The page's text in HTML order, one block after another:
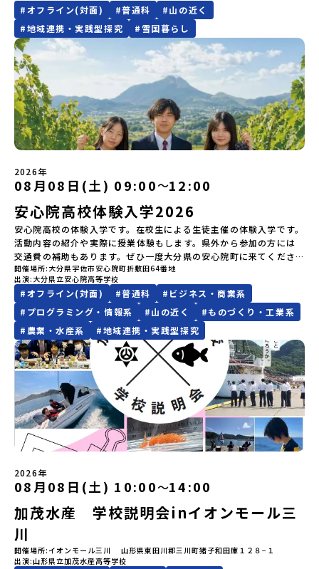
お問い合わせ先担当：小川・小原E-mail：info@miratabi.jp「お
ためし地域留学体験」のプログラム開催情報を公式LINEにて配信
中！ぜひご登録ください♪地域みらい留学公式LINE
「@miratabi.jp」からのメールを受信できるよう設定をお願いいた
します。※結果に関する個別のお問合せにはお答えしておりません
ので、ご了承ください。・お申し込みについてお申込はお一人様1回
限りです。PC・スマートフォンからお申込ください。申込後の内容
変更はできません。お申込時は、メールアドレスの入力間違いにご
注意ください。・宿泊について１室に複数(同性2～4名程度)で宿泊
いただく予定です。・食事アレルギー対応について個別の詳細なア
レルギー対応希望にはお応えしかねる場合がございます。対応が必
要な場合は必ず事前にご相談ください。・参加取消や急遽参加でき
なくなった場合について参加決定後の参加お取り消しはご遠慮下さ
い。やむを得ないお取り消しの場合はお早めに事務局までご連絡く
合、以下のルールに沿って対応させていただきます。ご了承くださ
い。プログラム開催日の前日＜7月27日＞から、【キャンセルのご連
絡日：お支払いいただく旅行代金】・21日目にあたる日以前：無
料・20日目-8日目：20％・7日目-2日目：30％・プログラム開始日
の前日：40％・プログラム開始日当日：50％・ご連絡無しでの不参
加またはプログラム開始後の解除：100％・催行中止について天候な
どの状況等によって開催を見合わせる可能性があります。その場合
は原則、開催日1週間前までにご連絡いたします。又、最少催行人数
に達しなかった場合は、開催日3週間前までに催行中止の旨をメール
にてご連絡いたします。・よくあるご質問その他、よくあるご質問
についてはこちらをご確認ください。運営団体について＜プログラ
ム主催：一般財団法人地域・教育魅力化プラットフォーム＞「意志
ある若者にあふれる持続可能な地域・社会をつくる」というビジョ
ンを掲げ、2017年3月に島根県に設立した教育事業団体です。日本
全国約200の高校と連携しながら、中学卒業後に地域の枠を越えて生
徒一人ひとりの夢や価値観に合った地域・学校で1〜3年間過ごすこ
とができるシステム「地域みらい留学」をはじめとした、教育事業
や地域活性モデルをつくり続けています。名 称：一般財団法人地
域・教育魅力化プラットフォーム設 立：2017年3月代表者：岩本
悠所在地：〒690-0842 島根県松江市東本町二丁目25-6 みらい
BASE2階 その他所在地公式HP：http://c-platform.or.jp/お問い
地域留学体験」のプログラム開催情報を公式LINEにて配信中！ぜひ
ご登録ください♪地域みらい留学公式LINE
込みに関する各規約」への同意が必須となります。ご確認くださ
い。・抽選による参加者決定についてお申込みいただいた方の中か
ら抽選の上、締め切り日から1週間を目途に、お申し込み時に記入い
ただいたメールアドレス宛に「当選／落選メール」をお送りいたし
ます。当選者は、メールに記載された「当選確認フォーム」に3日以
内に回答いただき、確認フォームの提出をもって参加確定とさせて
いただきます。当選確認フォームの期日までにご回答いただけない
場合は、当選を取り消しとさせていただきます。当選取り消しがあ
った場合は、繰り上げ当選者へご連絡させていただきます。登録メ
ールアドレスの変更をご希望の場合は下記の地域みらい留学公式
LINEよりご連絡をお願いします。※受信制限設定をしていると、通
「@miratabi.jp」からのメールを受信できるよう設定をお願いいた
します。※結果に関する個別のお問合せにはお答えしておりません
限りです。PC・スマートフォンからお申込ください。申込後の内容
変更はできません。お申込時は、メールアドレスの入力間違いにご
注意ください。・宿泊について１室に複数(同性2～4名程度)で宿泊
いただく予定です。・食事アレルギー対応について個別の詳細なア
レルギー対応希望にはお応えしかねる場合がございます。対応が必
要な場合は必ず事前にご相談ください。・参加取消や急遽参加でき
なくなった場合について参加決定後の参加お取り消しはご遠慮下さ
い。やむを得ないお取り消しの場合はお早めに事務局までご連絡く
ださい。・キャンセルポリシーやむを得ない参加お取り消しの場
合、以下のルールに沿って対応させていただきます。ご了承くださ
い。プログラム開催日の前日＜8月2日＞から、【キャンセルのご連
絡日：お支払いいただく旅行代金】・21日目にあたる日以前：無
料・20日目-8日目：20％・7日目-2日目：30％・プログラム開始日
の前日：40％・プログラム開始日当日：50％・ご連絡無しでの不参
加またはプログラム開始後の解除：100％・催行中止について天候な
どの状況等によって開催を見合わせる可能性があります。その場合
は原則、開催日1週間前までにご連絡いたします。又、最少催行人数
に達しなかった場合は、開催日3週間前までに催行中止の旨をメール
についてはこちらをご確認ください。運営団体について＜プログラ
ム主催：一般財団法人地域・教育魅力化プラットフォーム＞「意志
ある若者にあふれる持続可能な地域・社会をつくる」というビジョ
ンを掲げ、2017年3月に島根県に設立した教育事業団体です。日本
全国約200の高校と連携しながら、中学卒業後に地域の枠を越えて生
徒一人ひとりの夢や価値観に合った地域・学校で1〜3年間過ごすこ
とができるシステム「地域みらい留学」をはじめとした、教育事業
や地域活性モデルをつくり続けています。名 称：一般財団法人地
（AM）「平舘（たいらだて）高校見学」 -高校生活をイメージし
よう「郷土料理・BBQ」 -高校生・地元の方と交流を深める
（PM）「“八幡平市”体感ワークショップ」 -あけびづるで表札づく
り -学校周辺散策「ペンションで夕食」「2日目の振り返り」 -みん
なで振り返り対話＜3日目＞（AM）「大更駅複合施設の見学」「振
り返りワークショップ」 -個人での振り返り -グループでの振り
返り「お土産・昼食」（PM） 解散 ※天候の状況や参加人数によっ
てプログラムを変更する場合がございます。参加概要【開催場所】
岩手県八幡平市【実施日程】8月3日（月）〜8月5日（水）※参加が
確定した方には7月9日(木) 18:30～20：00に 「参加者向け事前オ
ンラインセッション」をご案内する予定です。【集合場所・時間】
14:30 解散【対象】中学2年生、中学3年生【宿泊先】ペンションき
らく※1室に複数(同性2～4名程度)で宿泊いただく予定です。【旅行
代金】無料※旅行代金に含まれる費用のうち、以下の内容が無料と
なります：・宿泊費（2泊分）・プログラム内のアクティビティ・体
験費用・一部の食事代*以下の費用は参加者のご負担となります・集
合場所までの往復交通費・お土産代や自由時間の個人飲食費などの
個人的費用【募集人数】最大10名（お申し込み多数の場合は抽選の
上決定）【参加者決定】お申し込み多数の場合は、締め切り後1週間
を目途に当落結果をご連絡いたします。【申し込み締切】6月8日
(月)12：00 から 6月22日(月) 12：00まで疑問も不安もワクワクに
変える！「おためし地域留学」ステップアップ説明会プログラムの
内容を詳しく知りたい方や、お申し込みを迷われている方向けに
Zoomでのオンライン配信を行います。知りたい情報のレベルに合
わせて、以下の2つのステップをご活用ください。【STEP 1】全体
オンライン説明会（アーカイブ動画を公開中！）〜まずは「おため
し地域留学」を知りたい方へ〜日本全国20以上の地域から選んで参
加できる「おためし地域留学」の全体像や魅力について、説明会を
開催しました。中学生一人での参加にあたり、保護者様が特に気に
なる「安全面」や「事務局のサポート体制」についても詳しく解説
しています。ぜひ、ご自宅からお気軽にご視聴ください。🎬 [アーカ
イブ動画を視聴する]YouTube：
https://youtu.be/Yt8nd04aNgA?si=e5erbspvwz5O8_uF
【STEP 2】プログラム説明会〜「八幡平市」の内容をもっと知りし
たい方へ〜全体説明を聞いたうえで、「プログラムで何をする
の？」「どんなまちなの？」という疑問にお答えする詳細配信で
す。2泊3日のプログラムの中身をお伝えします。日時：6月10日(水)
19：00〜20：00内容：どんなところ？プログラム詳細解説、質疑
応答紹介地域：鹿児島県出水市・出水工業高校/北海道標津町/岩手
県八幡平市/愛媛県鬼北町＊4つの地域のプログラムを1時間でぎゅっ
とお届けします。お申し込み：https://c-
有名。江戸時代には将軍家にも贈られたほどで、今では「日本遺
産」に登録されています。一万年前から続く伝統的な「鮭」の産業
とともに人々の豊かな暮らしがあります。一万年前の縄文時代か
ら、人々の間で大切に守り受け継がれ、厳しい大自然と向き合い、
山・海・川がもたらす恵みに深く感謝しながら生きていく姿勢は今
も息づく「命の循環」です。日本遺産にも認定されている「サケ」
の伝統産業や、雄大な知床の裾野で命を育む酪農の歴史など、自然
の営みの一部として共生してきた風土が存在します。標津高校で
は、地域と連携して「食」を考える「フードデザイン」の授業がお
すすめの一つです。生徒たちが地元の素材を活かしたメニュー開発
を行い、町内の学校給食に「標高給食DAY」としてオリジナル給食
ける活動を行っています。今回のプログラムでは、この取り組みを
行う高校生たちと一緒に夕食づくりを体験。地域の食文化と向き合
は、きっと「未来へのヒント」が見つかるきっかけになります。そ
んな他にはないスペシャルな魅力がギュッと詰まった北海道標津町
でアクティビティをしたり、五感で感じるフィールドワークをしな
がら「雄大な自然と生き物」「伝統的な産業と人々の暮らし」の魅
力に触れ一緒に探求しませんか？体験のおすすめポイント体験プロ
グラム内容（予定）＜１日目＞（PM）「オリエンテーション・自己
紹介ワーク」「サーモン科学館見学」 -「鮭の聖地・しべつ」の歴
史や成り立ちを知る「夕食」 -高校生も一緒にみんなで夕食「1日
目の振り返り会」＜2日目＞（AM）「 ポー川史跡公園散策または渓
流釣り体験」 -1万年前の縄文文化に触れる -渓流釣りで自然を満
喫（PM）「地引網体験」 -地元の方との交流「自由時間：海の公
園で高校生とあそぶ！かたる！」 -高校生との交流「みんなで
BBQ・花火大会」 -さらにまちの人たちと交流＜3日目＞（AM）
「3日間の振り返りワーク」 -みんなで振り返り対話（PM） 13：
00 解散 (中標津空港 13：30頃到着)※14：50 中標津空港発 (羽田
空港16：45着)便を利用する想定※天候の状況や参加人数によってプ
ログラムを変更する場合がございます。参加概要【開催場所】北海
道標津町【実施日程】8月4日（火）〜 8月6日（木）※参加が確定し
イン研修」をご案内する予定です。必ず参加をお願いします。【集合
場所・時間】中標津空港 8月4日(火) 14：30 集合【解散場所・時
間】中標津空港 8月6日(木) 13：30 解散【対象】中学2年生、中学3
年生【宿泊先】民宿 船長の家※1室に複数(同性2～4名程度)で宿泊
いただく予定です。【旅行代金】無料※旅行代金に含まれる費用の
うち、以下の内容が無料となります：・宿泊費（2泊分）・プログラ
ム内のアクティビティ・体験費用・一部の食事代*以下の費用は参加
者のご負担となります・集合場所までの往復交通費・お土産代や自
#オフライン(対面) #普通科 #山の近く
#地域連携・実践型探究 #雪国暮らし
2026年
08月08日(土) 09:00〜12:00
安心院高校体験入学2026
安心院高校の体験入学です。在校生による生徒主催の体験入学です。
活動内容の紹介や実際に授業体験もします。県外から参加の方には
交通費の補助もあります。ぜひ一度大分県の安心院町に来てくださ
い！！
開催場所 大分県宇佐市安心院町折敷田64番地
出演 大分県立安心院高等学校
#オフライン(対面) #普通科 # ビジネス・商業系
# プログラミング・情報系 #山の近く #ものづくり・工業系
# 農業・水産系 #地域連携・実践型探究
2026年
08月08日(土) 10:00〜14:00
加茂水産 学校説明会inイオンモール三
川
開催場所 イオンモール三川 山形県東田川郡三川町猪子和田庫１２８−１
出演 山形県立加茂水産高等学校